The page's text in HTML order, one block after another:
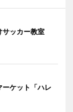
サッカー教室
ケット「ハレ